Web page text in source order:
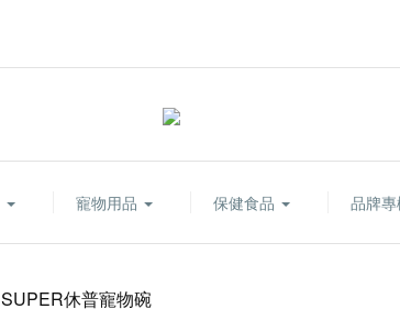
寵物用品 保健食品 品牌
SUPER休普寵物碗